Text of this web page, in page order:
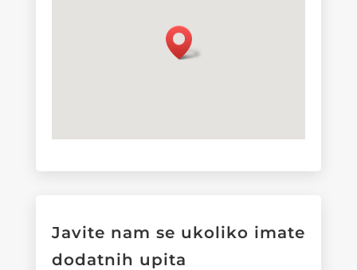
Javite nam se ukoliko imate
dodatnih upita